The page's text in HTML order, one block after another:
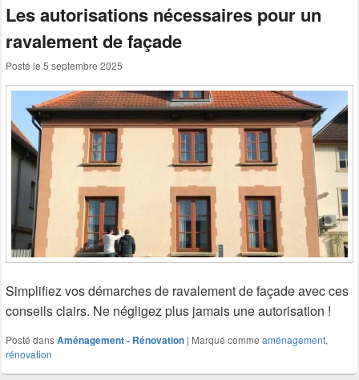
Les autorisations nécessaires pour un
ravalement de façade
Posté le 5 septembre 2025
Simplifiez vos démarches de ravalement de façade avec ces
conseils clairs. Ne négligez plus jamais une autorisation !
Posté dansAménagement - Rénovation | Marqué comme aménagement,
rénovation